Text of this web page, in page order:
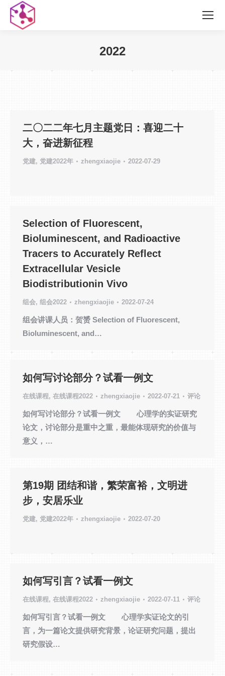
2022
二〇二二年七月主题党日：喜迎二十
大，奋进新征程
党建, 党建2022年 zhengxiaojie 2022-07-29
Selection of Fluorescent,
Bioluminescent, and Radioactive
Tracers to Accurately Reflect
Extracellular Vesicle
Biodistributionin Vivo
组会, 组会2022 zhengxiaojie 2022-07-24
组会讲课人员：贺赟 Selection of Fluorescent,
Bioluminescent, and…
如何写讨论部分？试看一例文
在线课程, 在线课程2022 zhengxiaojie 2022-07-21 评论
如何写讨论部分？试看一例文 心理学的实证研究
论文，讨论部分是重中之重，最能体现研究的价值与
意义，…
第19期 团结和谐，繁荣富裕，文明进
步，安居乐业
党建, 党建2022年 zhengxiaojie 2022-07-20
如何写引言？试看一例文
在线课程, 在线课程2022 zhengxiaojie 2022-07-11 评论
如何写引言？试看一例文 心理学实证论文的引
言，为一篇论文提供研究背景，论证研究问题，提出
研究假设…